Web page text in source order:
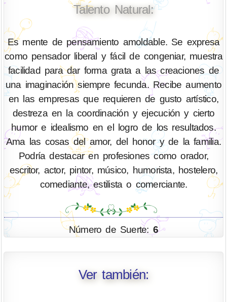
Talento Natural:
Es mente de pensamiento amoldable. Se expresa
como pensador liberal y fácil de congeniar, muestra
facilidad para dar forma grata a las creaciones de
una imaginación siempre fecunda. Recibe aumento
en las empresas que requieren de gusto artístico,
destreza en la coordinación y ejecución y cierto
humor e idealismo en el logro de los resultados.
Ama las cosas del amor, del honor y de la familia.
Podría destacar en profesiones como orador,
escritor, actor, pintor, músico, humorista, hostelero,
comediante, estilista o comerciante.
Número de Suerte: 6
Ver también: